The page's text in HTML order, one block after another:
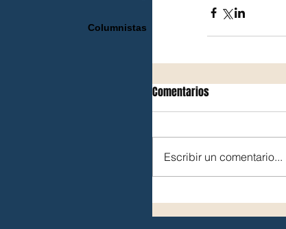
Comentarios
Escribir un comentario...
Columnistas